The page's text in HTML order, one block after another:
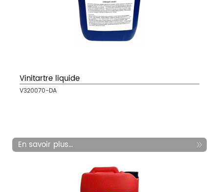
Vinitartre liquide
V320070-DA
En savoir plus...